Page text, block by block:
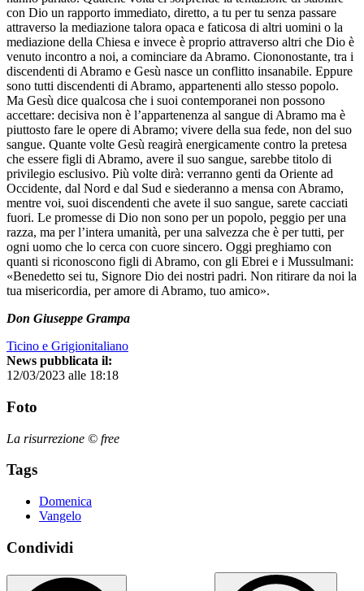
con Dio un rapporto immediato, diretto, a tu per tu senza passare
attraverso la mediazione talora opaca e faticosa di altri uomini o la
mediazione della Chiesa e invece è proprio attraverso altri che Dio è
venuto incontro a noi, a cominciare da Abramo. Ciononostante, tra i
discendenti di Abramo e Gesù nasce un conflitto insanabile. Eppure
sono tutti discendenti di Abramo, appartenenti allo stesso popolo.
Ma Gesù dice qualcosa che i suoi contemporanei non possono
accettare: decisiva non è l’appartenenza al sangue di Abramo ma è
piuttosto fare le opere di Abramo; vivere della sua fede, non del suo
sangue. Quante volte Gesù reagirà energicamente contro la pretesa
che essere figli di Abramo, avere il suo sangue, sarebbe titolo di
privilegio esclusivo. Più volte dirà: verranno genti da Oriente ad
Occidente, dal Nord e dal Sud e siederanno a mensa con Abramo,
mentre voi, suoi discendenti che avete il suo sangue, sarete cacciati
fuori. Le promesse di Dio non sono per un popolo, peggio per una
razza, ma per l’intera umanità, per una salvezza che è per tutti, per
ogni uomo che lo cerca con cuore sincero. Oggi preghiamo con
quanti si riconoscono figli di Abramo, con gli Ebrei e i Mussulmani:
«Benedetto sei tu, Signore Dio dei nostri padri. Non ritirare da noi la
tua misericordia, per amore di Abramo, tuo amico».
Don Giuseppe Grampa
Ticino e Grigionitaliano
News pubblicata il:
12/03/2023 alle 18:18
Foto
La risurrezione © free
Tags
Domenica
Vangelo
Condividi